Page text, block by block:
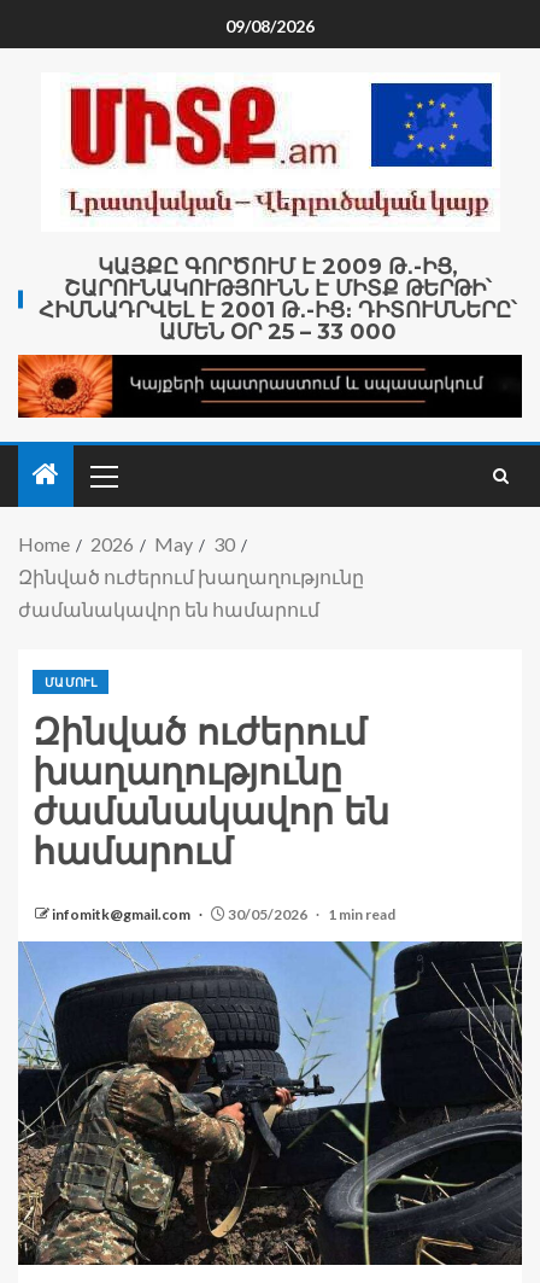
09/08/2026
ԿԱՅՔԸ ԳՈՐԾՈՒՄ Է 2009 Թ․-ԻՑ,
ՇԱՐՈՒՆԱԿՈՒԹՅՈՒՆՆ Է ՄԻՏՔ ԹԵՐԹԻ՝
ՀԻՄՆԱԴՐՎԵԼ Է 2001 Թ․-ԻՑ։ ԴԻՏՈՒՄՆԵՐԸ՝
ԱՄԵՆ ՕՐ 25 – 33 000
Home 2026 May
30
Զինված ուժերում խաղաղությունը
ժամանակավոր են համարում
ՄԱՄՈՒԼ
Զինված ուժերում
խաղաղությունը
ժամանակավոր են
համարում
infomitk@gmail.com 30/05/2026 1 min read